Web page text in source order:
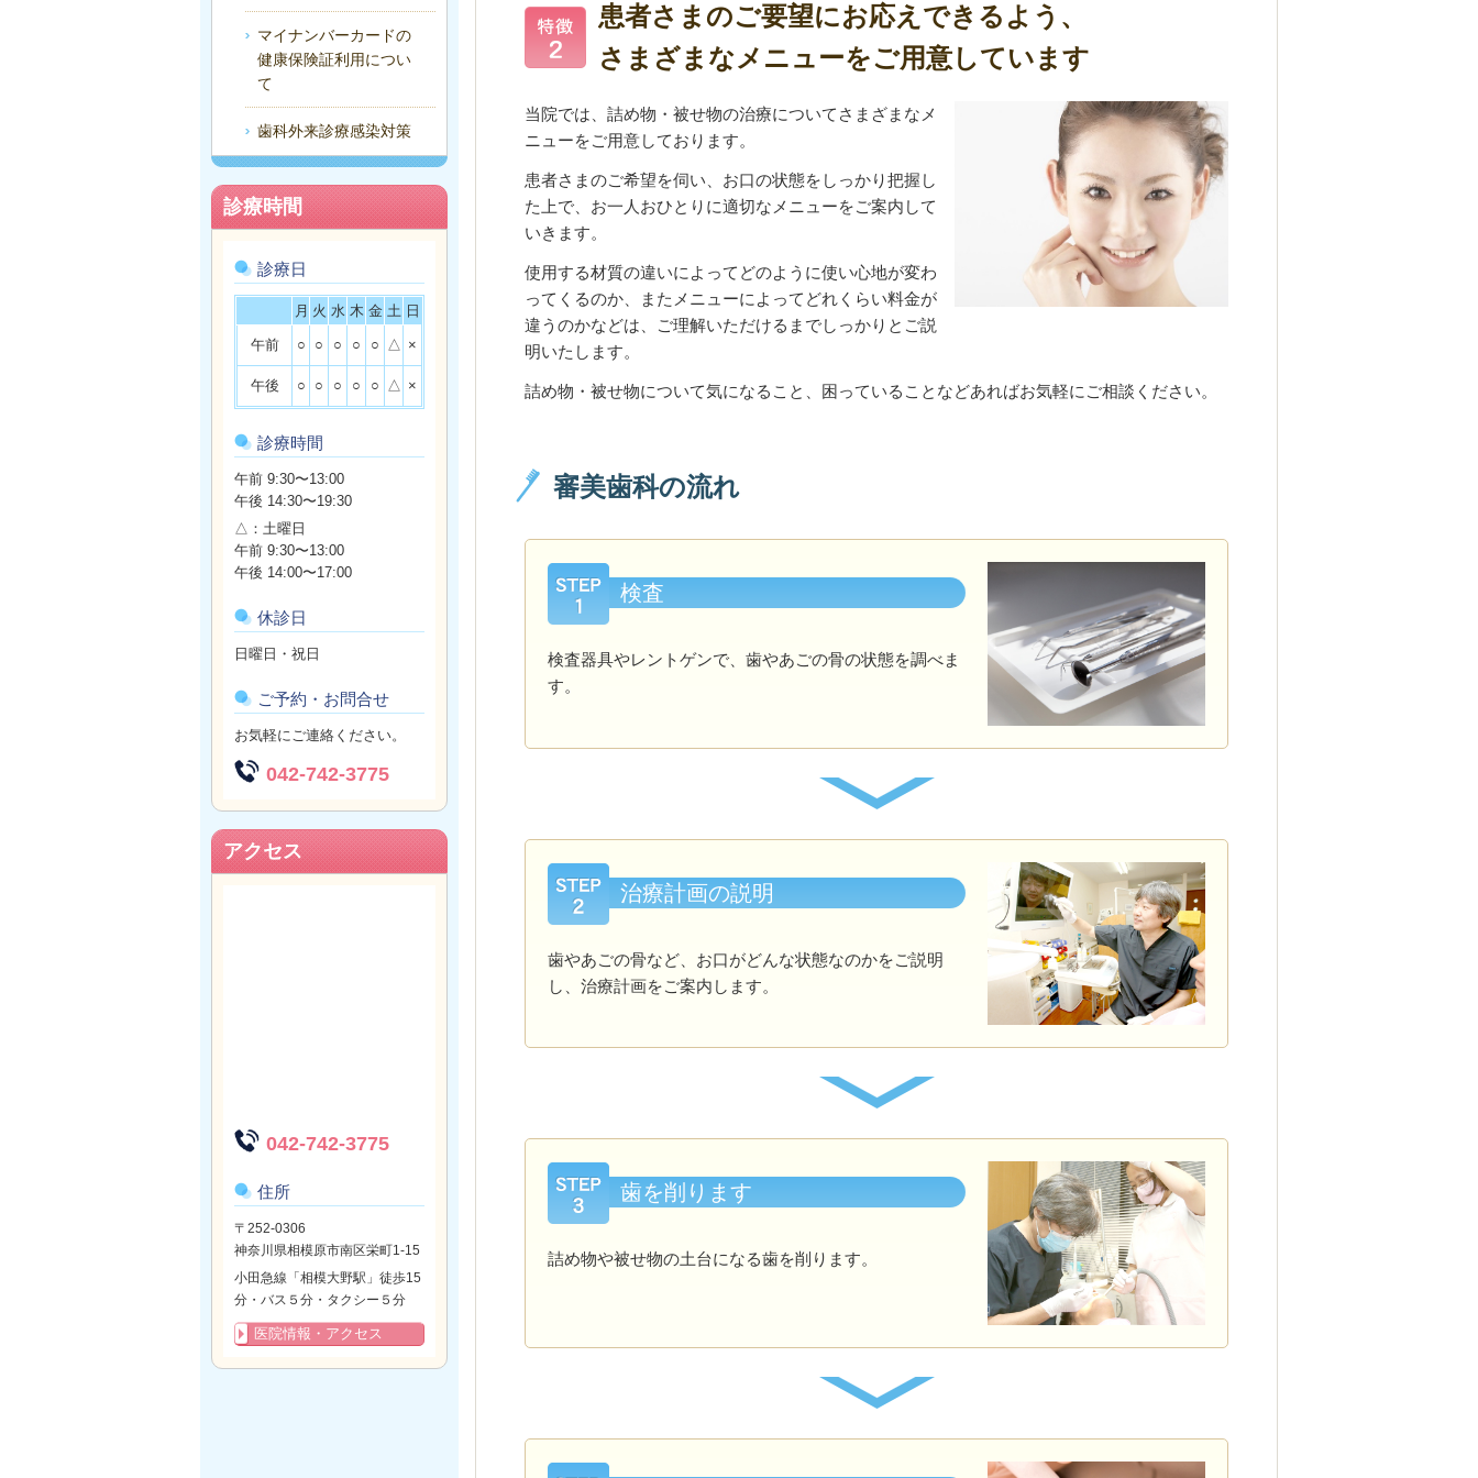
患者さまのご要望にお応えできるよう、
さまざまなメニューをご用意しています
当院では、詰め物・被せ物の治療についてさまざまなメ
ニューをご用意しております。
患者さまのご希望を伺い、お口の状態をしっかり把握し
た上で、お一人おひとりに適切なメニューをご案内して
いきます。
使用する材質の違いによってどのように使い心地が変わ
ってくるのか、またメニューによってどれくらい料金が
違うのかなどは、ご理解いただけるまでしっかりとご説
明いたします。
詰め物・被せ物について気になること、困っていることなどあればお気軽にご相談ください。
審美歯科の流れ
検査
検査器具やレントゲンで、歯やあごの骨の状態を調べま
す。
治療計画の説明
歯やあごの骨など、お口がどんな状態なのかをご説明
し、治療計画をご案内します。
歯を削ります
詰め物や被せ物の土台になる歯を削ります。
マイナンバーカードの
健康保険証利用につい
て
歯科外来診療感染対策
診療時間
診療日
月 火 水 木 金 土 日
午前 ○ ○ ○ ○ ○ △ ×
午後 ○ ○ ○ ○ ○ △ ×
診療時間
午前 9:30〜13:00
午後 14:30〜19:30
△：土曜日
午前 9:30〜13:00
午後 14:00〜17:00
休診日
日曜日・祝日
ご予約・お問合せ
お気軽にご連絡ください。
042-742-3775
アクセス
042-742-3775
住所
〒252-0306
神奈川県相模原市南区栄町1-15
小田急線「相模大野駅」徒歩15
分・バス５分・タクシー５分
医院情報・アクセス